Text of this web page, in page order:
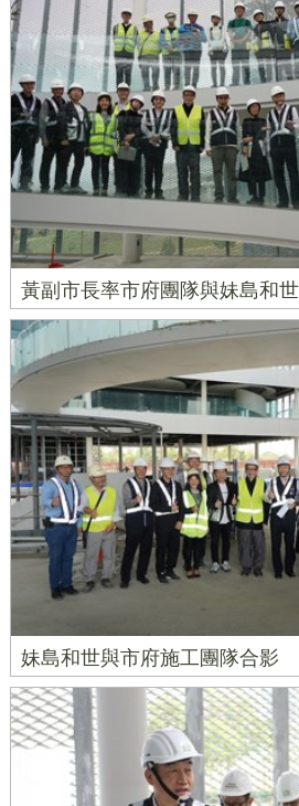
黃副市長率市府團隊與妹島和
妹島和世與市府施工團隊合影